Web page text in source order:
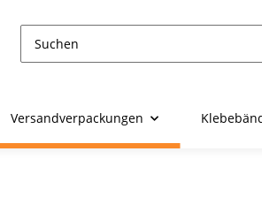
Versandverpackungen